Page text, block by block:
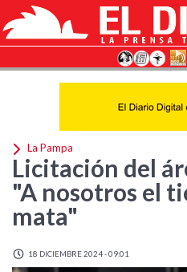
La Pampa
Licitación del
"A nosotros el
mata"
18 DICIEMBRE 2024 - 09:01